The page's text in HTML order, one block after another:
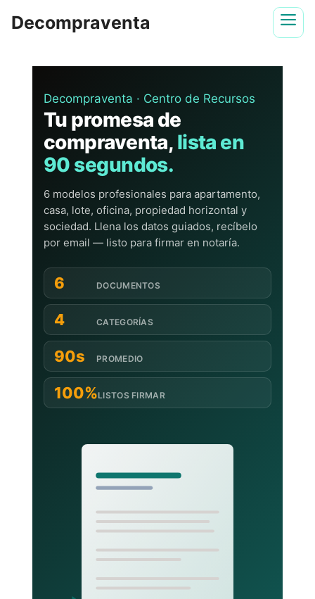
Decompraventa
Decompraventa · Centro de Recursos
Tu promesa de
compraventa, lista en
90 segundos.
6 modelos profesionales para apartamento,
casa, lote, oficina, propiedad horizontal y
sociedad. Llena los datos guiados, recíbelo
por email — listo para firmar en notaría.
6 DOCUMENTOS
4 CATEGORÍAS
90s PROMEDIO
100%LISTOS FIRMAR